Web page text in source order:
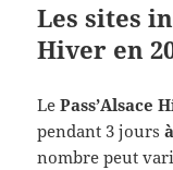
Les sites
Hiver en
LePass’Alsace
pendant 3 jours
nombre peut